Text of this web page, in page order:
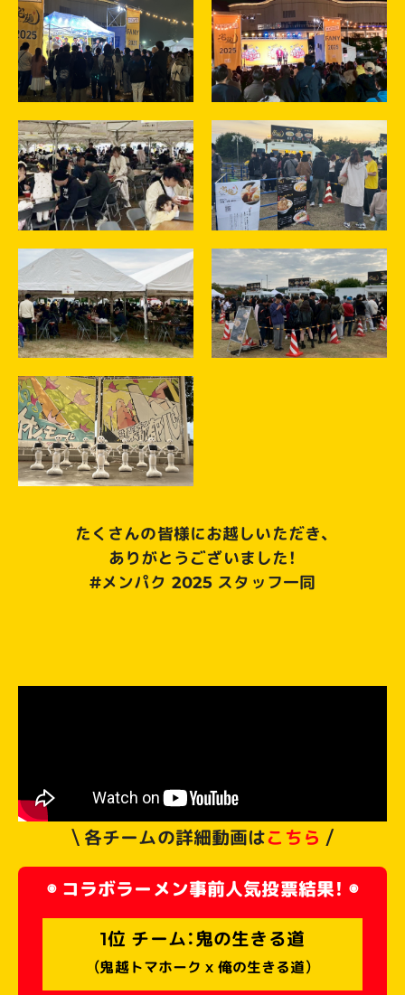
たくさんの皆様にお越しいただき、
ありがとうございました！
#メンパク 2025 スタッフ一同
\ 各チームの詳細動画はこちら /
◉ コラボラーメン事前人気投票結果！ ◉
1位 チーム：鬼の生きる道
（鬼越トマホーク x 俺の生きる道）